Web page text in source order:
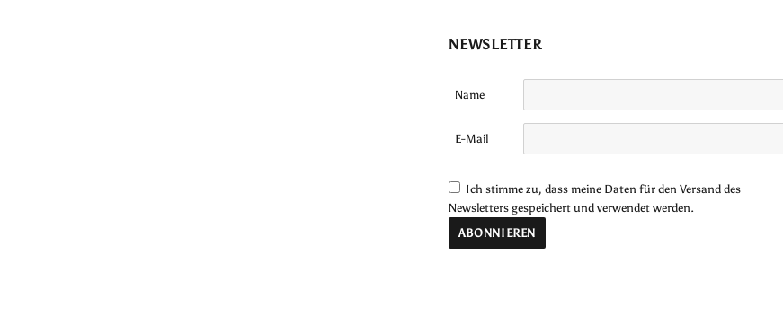
NEWSLETTER
Name
E-Mail
Ich stimme zu, dass meine Daten für den Versand des
Newsletters gespeichert und verwendet werden.